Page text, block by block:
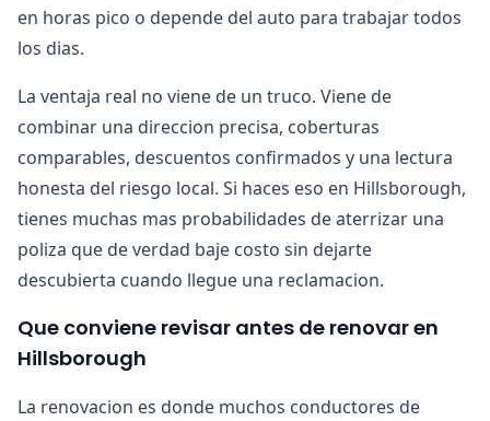
en horas pico o depende del auto para trabajar todos
los dias.
La ventaja real no viene de un truco. Viene de
combinar una direccion precisa, coberturas
comparables, descuentos confirmados y una lectura
honesta del riesgo local. Si haces eso en Hillsborough,
tienes muchas mas probabilidades de aterrizar una
poliza que de verdad baje costo sin dejarte
descubierta cuando llegue una reclamacion.
Que conviene revisar antes de renovar en
Hillsborough
La renovacion es donde muchos conductores de